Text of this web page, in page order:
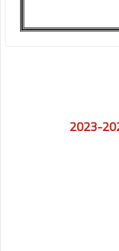
التسجيل في مباراة التعليم بالتعاقد 2022-2023